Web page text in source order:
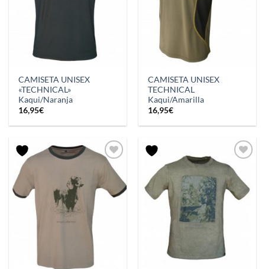
CAMISETA UNISEX
«TECHNICAL»
Kaqui/Naranja
16,95€
CAMISETA UNISEX
TECHNICAL
Kaqui/Amarilla
16,95€